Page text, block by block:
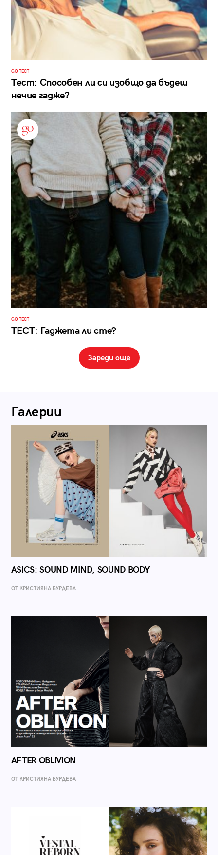
GO ТЕСТ
Тест: Способен ли си изобщо да бъдеш
нечие гадже?
GO ТЕСТ
ТЕСТ: Гаджета ли сте?
Зареди още
Галерии
ASICS: SOUND MIND, SOUND BODY
ОТ КРИСТИЯНА БУРДЕВА
AFTER OBLIVION
ОТ КРИСТИЯНА БУРДЕВА